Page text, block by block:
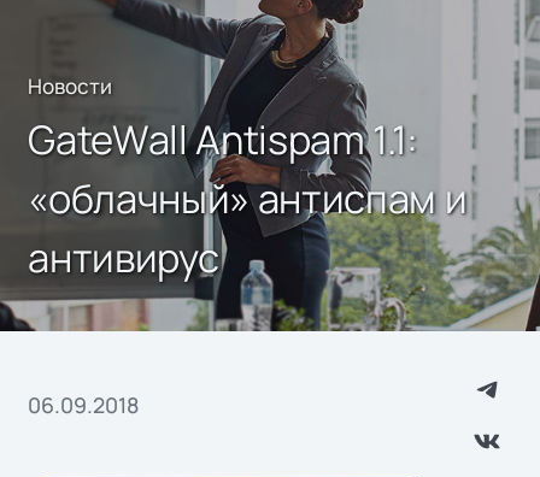
Новости
GateWall Antispam 1.1:
«облачный» антиспам и
антивирус
06.09.2018